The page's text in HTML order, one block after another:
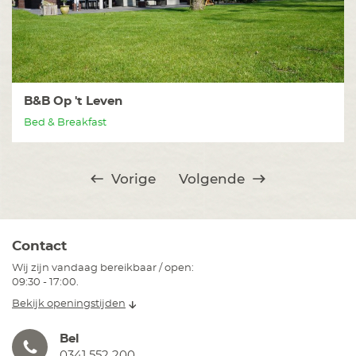
B&B Op 't Leven
Bed & Breakfast
Vorige Volgende
Bel
Contact
Wij zijn vandaag bereikbaar / open:
09:30 - 17:00.
Bekijk openingstijden